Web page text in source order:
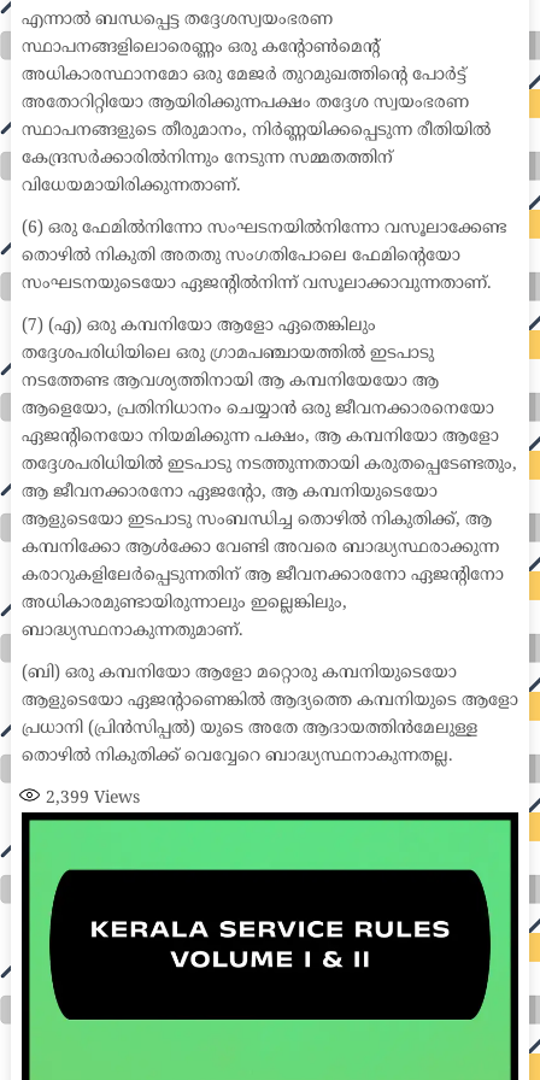
എന്നാൽ ബന്ധപ്പെട്ട തദ്ദേശസ്വയംഭരണ
സ്ഥാപനങ്ങളിലൊരെണ്ണം ഒരു കന്റോൺമെന്റ്
അധികാരസ്ഥാനമോ ഒരു മേജർ തുറമുഖത്തിന്റെ പോർട്ട്
അതോറിറ്റിയോ ആയിരിക്കുന്നപക്ഷം തദ്ദേശ സ്വയംഭരണ
സ്ഥാപനങ്ങളുടെ തീരുമാനം, നിർണ്ണയിക്കപ്പെടുന്ന രീതിയിൽ
കേന്ദ്രസർക്കാരിൽനിന്നും നേടുന്ന സമ്മതത്തിന്
വിധേയമായിരിക്കുന്നതാണ്.
(6) ഒരു ഫേമിൽനിന്നോ സംഘടനയിൽനിന്നോ വസൂലാക്കേണ്ട
തൊഴിൽ നികുതി അതതു സംഗതിപോലെ ഫേമിന്റെയോ
സംഘടനയുടെയോ ഏജന്റിൽനിന്ന് വസൂലാക്കാവുന്നതാണ്.
(7) (എ) ഒരു കമ്പനിയോ ആളോ ഏതെങ്കിലും
തദ്ദേശപരിധിയിലെ ഒരു ഗ്രാമപഞ്ചായത്തിൽ ഇടപാടു
നടത്തേണ്ട ആവശ്യത്തിനായി ആ കമ്പനിയേയോ ആ
ആളെയോ, പ്രതിനിധാനം ചെയ്യാൻ ഒരു ജീവനക്കാരനെയോ
ഏജന്റിനെയോ നിയമിക്കുന്ന പക്ഷം, ആ കമ്പനിയോ ആളോ
തദ്ദേശപരിധിയിൽ ഇടപാടു നടത്തുന്നതായി കരുതപ്പെടേണ്ടതും,
ആ ജീവനക്കാരനോ ഏജന്റോ, ആ കമ്പനിയുടെയോ
ആളുടെയോ ഇടപാടു സംബന്ധിച്ച തൊഴിൽ നികുതിക്ക്, ആ
കമ്പനിക്കോ ആൾക്കോ വേണ്ടി അവരെ ബാദ്ധ്യസ്ഥരാക്കുന്ന
കരാറുകളിലേർപ്പെടുന്നതിന് ആ ജീവനക്കാരനോ ഏജന്റിനോ
അധികാരമുണ്ടായിരുന്നാലും ഇല്ലെങ്കിലും,
ബാദ്ധ്യസ്ഥനാകുന്നതുമാണ്.
(ബി) ഒരു കമ്പനിയോ ആളോ മറ്റൊരു കമ്പനിയുടെയോ
ആളുടെയോ ഏജന്റാണെങ്കിൽ ആദ്യത്തെ കമ്പനിയുടെ ആളോ
പ്രധാനി (പ്രിൻസിപ്പൽ) യുടെ അതേ ആദായത്തിൻമേലുള്ള
തൊഴിൽ നികുതിക്ക് വെവ്വേറെ ബാദ്ധ്യസ്ഥനാകുന്നതല്ല.
2,399 Views